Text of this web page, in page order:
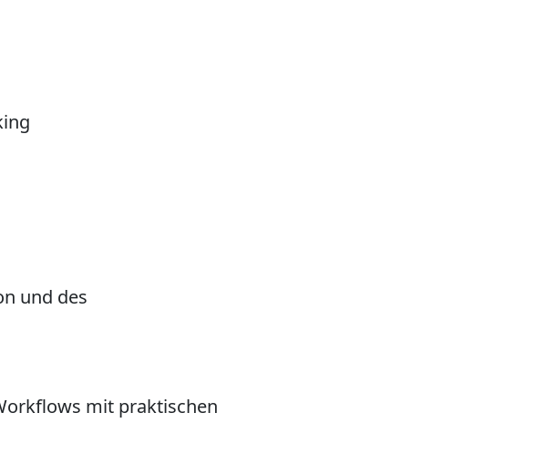
und des
mit praktischen